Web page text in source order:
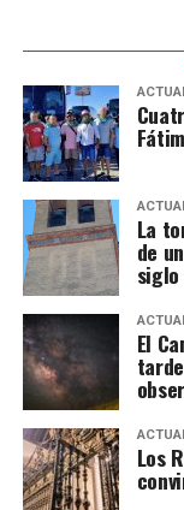
municipios de
La mayoría no
terreno.
se desplaza en
por
han pasado de
hace décadas.
Cuándo
Las primeras
mediados de
uva madura
septiembre en
Beaujolais y
La
de
siglo
El
Los